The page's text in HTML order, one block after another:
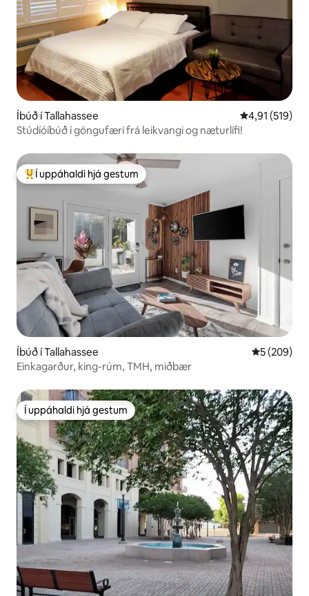
Íbúð í Tallahassee 4,91 af 5 í
4,91 (519)
Stúdíóíbúð í göngufæri frá leikvangi og næturlífi!
Í mestu uppáhaldi hjá gestum
Í uppáhaldi hjá gestum
Íbúð í Tallahassee 5 af 5 í
5 (209)
Einkagarður, king-rúm, TMH, miðbær
Í uppáhaldi hjá gestum
Í uppáhaldi hjá gestum